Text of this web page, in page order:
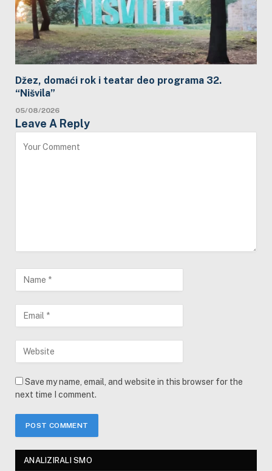
Džez, domaći rok i teatar deo programa 32.
“Nišvila”
05/08/2026
Leave A Reply
Save my name, email, and website in this browser for the
next time I comment.
ANALIZIRALI SMO